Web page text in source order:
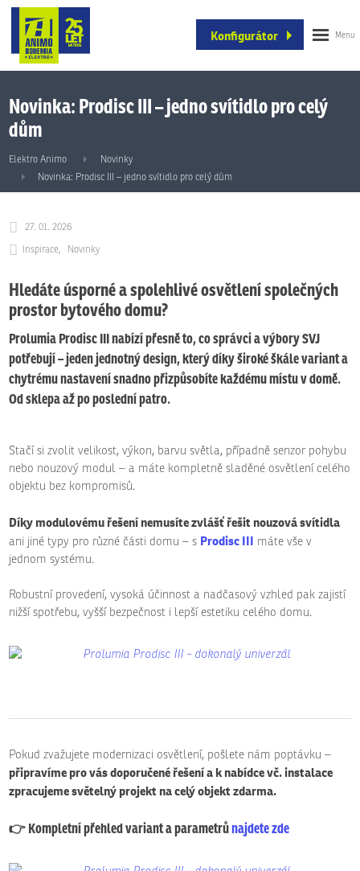
Konfigurátor
Novinka: Prodisc III – jedno svítidlo pro celý
dům
Elektro Animo
Novinky
Novinka: Prodisc III – jedno svítidlo pro celý dům
27. 01. 2026
Inspirace
Novinky
Hledáte úsporné a spolehlivé osvětlení společných
prostor bytového domu?
Prolumia Prodisc III nabízí přesně to, co správci a výbory SVJ
potřebují – jeden jednotný design, který díky široké škále variant a
chytrému nastavení snadno přizpůsobíte každému místu v domě.
Od sklepa až po poslední patro.
Stačí si zvolit velikost, výkon, barvu světla, případně senzor pohybu
nebo nouzový modul – a máte kompletně sladěné osvětlení celého
objektu bez kompromisů.
Díky modulovému řešení nemusíte zvlášť řešit nouzová svítidla
ani jiné typy pro různé části domu – s Prodisc III máte vše v
jednom systému.
Robustní provedení, vysoká účinnost a nadčasový vzhled pak zajistí
nižší spotřebu, vyšší bezpečnost i lepší estetiku celého domu.
Pokud zvažujete modernizaci osvětlení, pošlete nám poptávku –
připravíme pro vás doporučené řešení a k nabídce vč. instalace
zpracujeme světelný projekt na celý objekt zdarma.
👉 Kompletní přehled variant a parametrůnajdete zde